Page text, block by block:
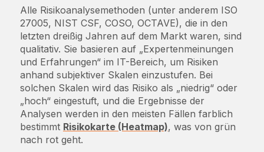
Alle Risikoanalysemethoden (unter anderem ISO
27005, NIST CSF, COSO, OCTAVE), die in den
letzten dreißig Jahren auf dem Markt waren, sind
qualitativ. Sie basieren auf „Expertenmeinungen
und Erfahrungen“ im IT-Bereich, um Risiken
anhand subjektiver Skalen einzustufen. Bei
solchen Skalen wird das Risiko als „niedrig“ oder
„hoch“ eingestuft, und die Ergebnisse der
Analysen werden in den meisten Fällen farblich
bestimmt Risikokarte (Heatmap), was von grün
nach rot geht.